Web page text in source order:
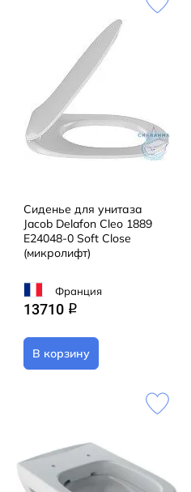
Сиденье для унитаза
Jacob Delafon Cleo 1889
E24048-0 Soft Close
(микролифт)
Франция
13710 q
В корзину